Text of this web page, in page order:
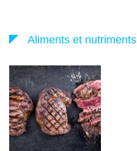
Aliments et nutriments